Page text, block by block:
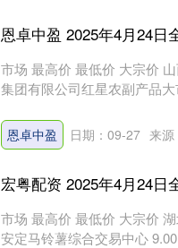
恩卓中盈 2025年4月24日
市场 最高价 最低价 大宗价
集团有限公司红星农副产品
恩卓中盈 日期：09-27 来
宏粤配资 2025年4月24日
市场 最高价 最低价 大宗价
安定马铃薯综合交易中心